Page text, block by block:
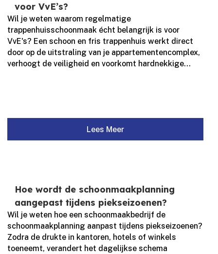
voor VvE’s?
Wil je weten waarom regelmatige
trappenhuisschoonmaak écht belangrijk is voor
VvE's? Een schoon en fris trappenhuis werkt direct
door op de uitstraling van je appartementencomplex,
verhoogt de veiligheid en voorkomt hardnekkige...
Lees Meer
Hoe wordt de schoonmaakplanning
aangepast tijdens piekseizoenen?
Wil je weten hoe een schoonmaakbedrijf de
schoonmaakplanning aanpast tijdens piekseizoenen?
Zodra de drukte in kantoren, hotels of winkels
toeneemt, verandert het dagelijkse schema